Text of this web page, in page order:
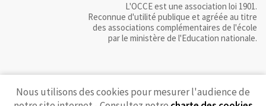
L'OCCE est une association loi 1901.
Reconnue d'utilité publique et agréée au titre
des associations complémentaires de l'école
par le ministère de l'Education nationale.
Nous utilisons des cookies pour mesurer l'audience de